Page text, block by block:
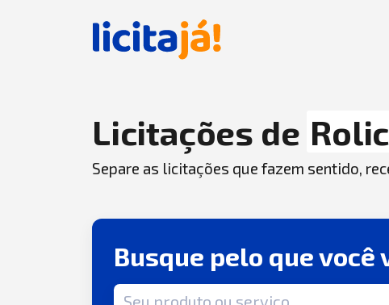
Licitações de
Separe as licitações que fazem sentido,
Busque pelo que você
Termo de busca